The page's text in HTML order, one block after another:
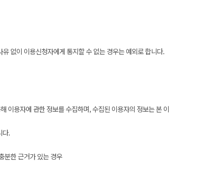
없이 이용신청자에게 통지할 수 없는 경우는 예외로 합니다.
이용자에 관한 정보를 수집하며, 수집된 이용자의 정보는 본 이
다.
분한 근거가 있는 경우